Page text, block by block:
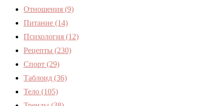
Отношения (9)
Питание (14)
Психология (12)
Рецепты (230)
Спорт (29)
Таблоид (36)
Тело (105)